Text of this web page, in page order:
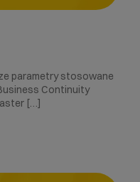
parametry stosowane
Continuity
[…]